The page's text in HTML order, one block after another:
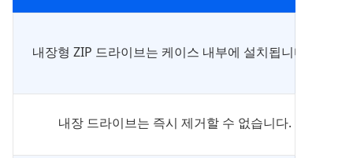
내장형 ZIP 드라이브는 케이스 내부에 설치됩니다.
내장 드라이브는 즉시 제거할 수 없습니다.